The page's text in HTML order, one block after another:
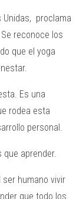
Unidas, proclama
reconoce los
que el yoga
Es una
rodea esta
personal.
aprender.
ser humano vivir
que todo los